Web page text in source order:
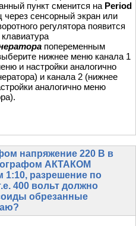
пункт сменится на Period
сенсорный экран или
регулятора появится
попеременным
нижнее меню канала 1
и настройки аналогично
и канала 2 (нижнее
аналогично меню
напряжение 220 В в
АКТАКОМ
1:10, разрешение по
400 вольт должно
обрезанные